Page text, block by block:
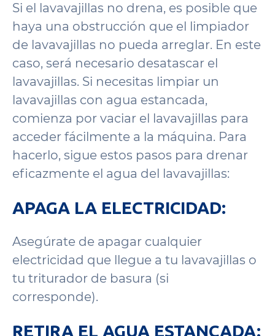
Si el lavavajillas no drena, es posible que
haya una obstrucción que el limpiador
de lavavajillas no pueda arreglar. En este
caso, será necesario desatascar el
lavavajillas. Si necesitas limpiar un
lavavajillas con agua estancada,
comienza por vaciar el lavavajillas para
acceder fácilmente a la máquina. Para
hacerlo, sigue estos pasos para drenar
eficazmente el agua del lavavajillas:
APAGA LA ELECTRICIDAD:
Asegúrate de apagar cualquier
electricidad que llegue a tu lavavajillas o
tu triturador de basura (si
corresponde).
RETIRA EL AGUA ESTANCADA: